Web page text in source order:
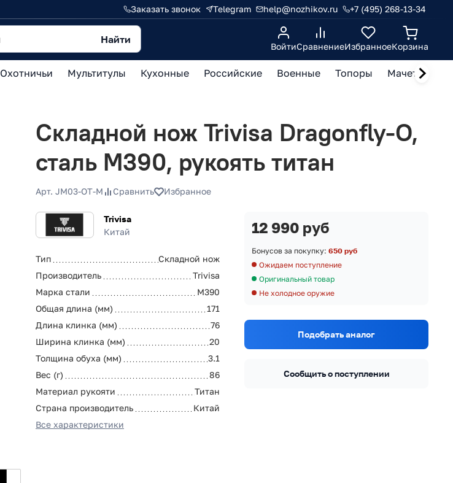
Заказать звонок Telegram help@nozhikov.ru +7 (495) 268-13-34
Найти
ВойтиСравнениеИзбранноеКорзина
Охотничьи Мультитулы Кухонные Российские Военные Топоры Мачете,
Складной нож Trivisa Dragonfly-O,
сталь M390, рукоять титан
Арт. JM03-OT-M Сравнить Избранное
Trivisa
Китай
Тип
Складной нож
Производитель
Trivisa
Марка стали
M390
Общая длина (мм)
171
Длина клинка (мм)
76
Ширина клинка (мм)
20
Толщина обуха (мм)
3.1
Вес (г)
86
Материал рукояти
Титан
Страна производитель
Китай
Все характеристики
12 990 руб
Бонусов за покупку: 650 руб
Ожидаем поступление
Оригинальный товар
Не холодное оружие
Подобрать аналог
Сообщить о поступлении